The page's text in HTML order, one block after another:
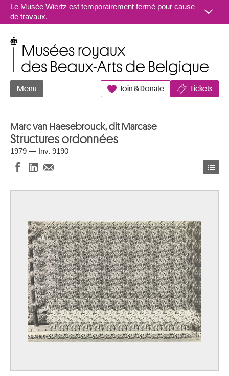
Aller au contenu
Le Musée Wiertz est temporairement fermé pour cause
de travaux.
Menu Join & Donate Tickets
Marc van Haesebrouck, dit Marcase
Structures ordonnées
1979 — Inv. 9190